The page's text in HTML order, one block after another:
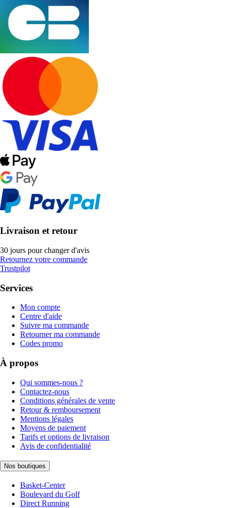
Livraison et retour
30 jours pour changer d'avis
Retournez votre commande
Trustpilot
Services
Mon compte
Centre d'aide
Suivre ma commande
Retourner ma commande
Codes promo
À propos
Qui sommes-nous ?
Contactez-nous
Conditions générales de vente
Retour & remboursement
Mentions légales
Moyens de paiement
Tarifs et options de livraison
Avis de confidentialité
Nos boutiques
Basket-Center
Boulevard du Golf
Direct Running